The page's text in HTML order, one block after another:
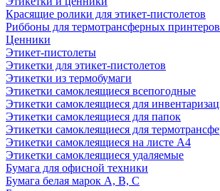
Красящие ролики для этикет-пистолетов
Риббоны для термотрансферных принтеров
Ценники
Этикет-пистолеты
Этикетки для этикет-пистолетов
Этикетки из термобумаги
Этикетки самоклеящиеся всепогодные
Этикетки самоклеящиеся для
Этикетки самоклеящиеся для папок
Этикетки самоклеящиеся для
Этикетки самоклеящиеся на листе А4
Этикетки самоклеящиеся удаляемые
Бумага для офисной техники
Бумага белая марок А, В, С